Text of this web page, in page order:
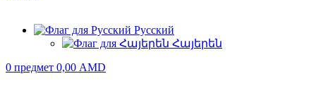
Русский
Հայերեն
0 предмет 0,00 AMD